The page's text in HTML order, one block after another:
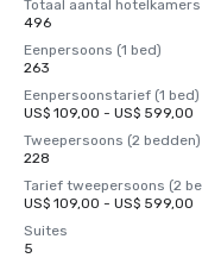
Totaal aantal hotelkamers
496
Eenpersoons (1 bed)
263
Eenpersoonstarief (1 bed)
US$ 109,00 - US$ 599,00
Tweepersoons (2 bedden)
228
Tarief tweepersoons (2
US$ 109,00 - US$ 599,00
Suites
5